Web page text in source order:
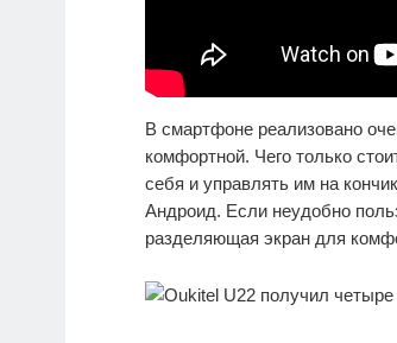
В смартфоне реализовано
комфортной. Чего только
себя и управлять им на
Андроид. Если неудобно
разделяющая экран для